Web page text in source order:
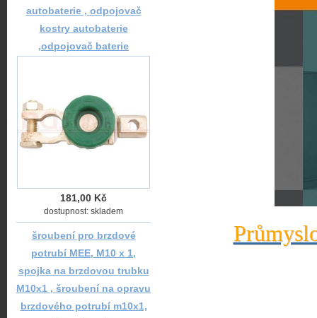
autobaterie , odpojovač
kostry autobaterie
,odpojovač baterie
181,00 Kč
dostupnost: skladem
šroubení pro brzdové
potrubí MEE, M10 x 1,
spojka na brzdovou trubku
M10x1 , šroubení na opravu
brzdového potrubí m10x1,